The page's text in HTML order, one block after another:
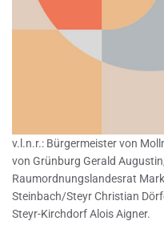
v.l.n.r.: Bürgermeister von
von Grünburg Gerald
Raumordnungslandesrat
Steinbach/Steyr Christian
Steyr-Kirchdorf Alois Aigner.